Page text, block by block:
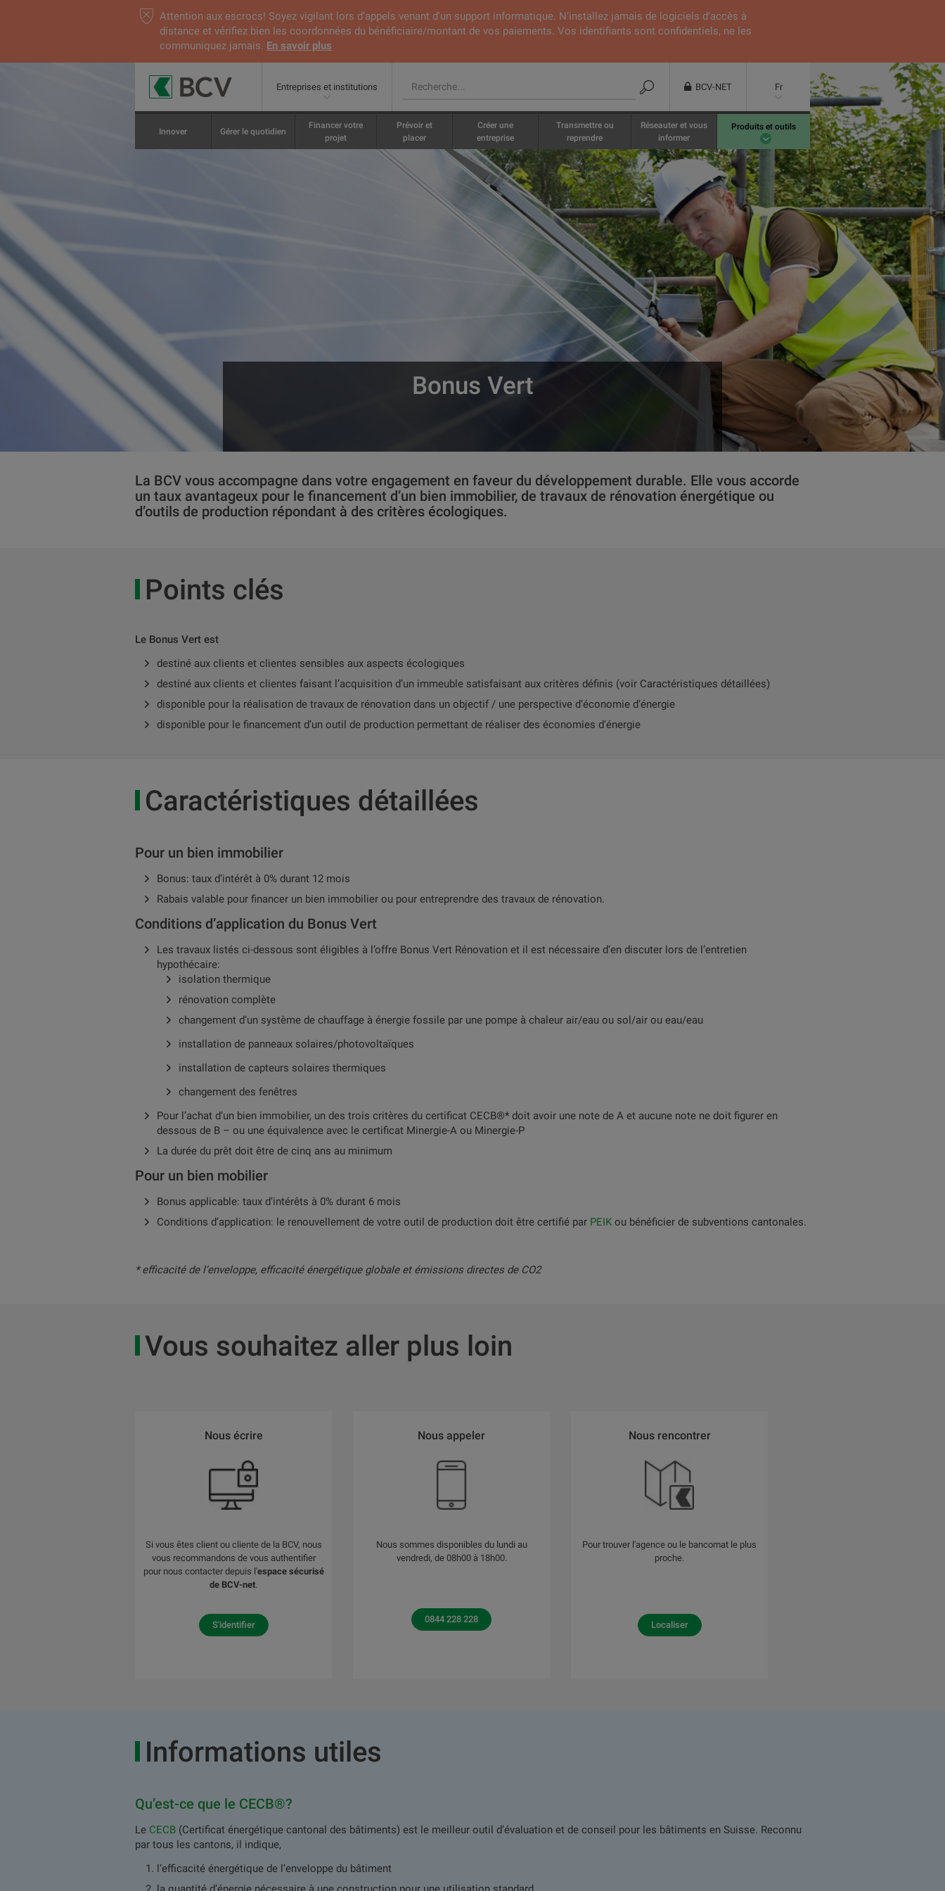
Attention aux escrocs! Soyez vigilant lors d’appels venant d'un support informatique. N’installez jamais de logiciels d’accès à
distance et vérifiez bien les coordonnées du bénéficiaire/montant de vos paiements. Vos identifiants sont confidentiels, ne les
communiquez jamais. En savoir plus
Entreprises et institutions BCV-NET Fr
Innover Gérer le quotidien
Financer votre
projet
Prévoir et
placer
Créer une
entreprise
Transmettre ou
reprendre
Réseauter et vous
informer
Produits et outils
Bonus Vert
La BCV vous accompagne dans votre engagement en faveur du développement durable. Elle vous accorde
un taux avantageux pour le financement d’un bien immobilier, de travaux de rénovation énergétique ou
d’outils de production répondant à des critères écologiques.
Points clés
Le Bonus Vert est
destiné aux clients et clientes sensibles aux aspects écologiques
destiné aux clients et clientes faisant l’acquisition d’un immeuble satisfaisant aux critères définis (voir Caractéristiques détaillées)
disponible pour la réalisation de travaux de rénovation dans un objectif / une perspective d’économie d’énergie
disponible pour le financement d’un outil de production permettant de réaliser des économies d’énergie
Caractéristiques détaillées
Pour un bien immobilier
Bonus: taux d’intérêt à 0% durant 12 mois
Rabais valable pour financer un bien immobilier ou pour entreprendre des travaux de rénovation.
Conditions d’application du Bonus Vert
Les travaux listés ci-dessous sont éligibles à l’offre Bonus Vert Rénovation et il est nécessaire d’en discuter lors de l’entretien
hypothécaire:
isolation thermique
rénovation complète
changement d’un système de chauffage à énergie fossile par une pompe à chaleur air/eau ou sol/air ou eau/eau
installation de panneaux solaires/photovoltaïques
installation de capteurs solaires thermiques
changement des fenêtres
Pour l’achat d’un bien immobilier, un des trois critères du certificat CECB®* doit avoir une note de A et aucune note ne doit figurer en
dessous de B – ou une équivalence avec le certificat Minergie-A ou Minergie-P
La durée du prêt doit être de cinq ans au minimum
Pour un bien mobilier
Bonus applicable: taux d’intérêts à 0% durant 6 mois
Conditions d’application: le renouvellement de votre outil de production doit être certifié par PEIK ou bénéficier de subventions cantonales.
* efficacité de l’enveloppe, efficacité énergétique globale et émissions directes de CO2
Vous souhaitez aller plus loin
Nous écrire
Si vous êtes client ou cliente de la BCV, nous
vous recommandons de vous authentifier
pour nous contacter depuis l'espace sécurisé
de BCV-net.
S'identifier
Nous appeler
Nous sommes disponibles du lundi au
vendredi, de 08h00 à 18h00.
0844 228 228
Nous rencontrer
Pour trouver l'agence ou le bancomat le plus
proche.
Localiser
Informations utiles
Qu’est-ce que le CECB®?
Le CECB (Certificat énergétique cantonal des bâtiments) est le meilleur outil d’évaluation et de conseil pour les bâtiments en Suisse. Reconnu
par tous les cantons, il indique,
l’efficacité énergétique de l’enveloppe du bâtiment